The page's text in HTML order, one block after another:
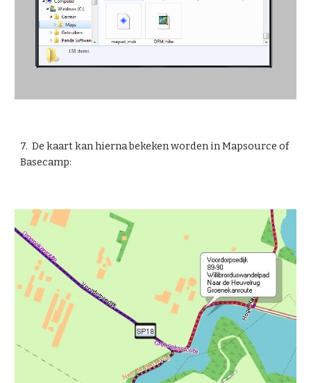
7.  De kaart kan hierna bekeken worden in Mapsource of
Basecamp: